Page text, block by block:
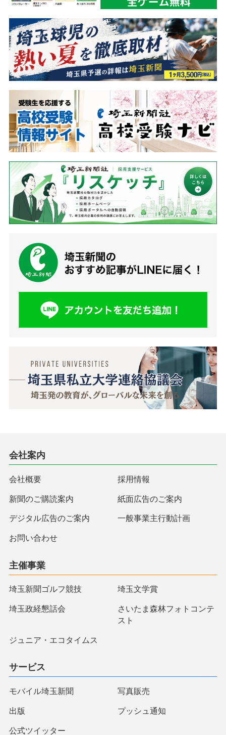
会社案内
会社概要 採用情報
新聞のご購読案内 紙面広告のご案内
デジタル広告のご案内 一般事業主行動計画
お問い合わせ
主催事業
埼玉新聞ゴルフ競技 埼玉文学賞
埼玉政経懇話会
さいたま森林フォトコンテ
スト
ジュニア・エコタイムス
サービス
モバイル埼玉新聞 写真販売
出版 プッシュ通知
公式ツイッター